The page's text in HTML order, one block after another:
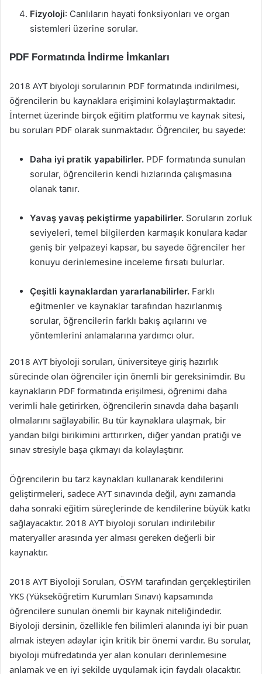
Fizyoloji: Canlıların hayati fonksiyonları ve organ
sistemleri üzerine sorular.
PDF Formatında İndirme İmkanları
2018 AYT biyoloji sorularının PDF formatında indirilmesi,
öğrencilerin bu kaynaklara erişimini kolaylaştırmaktadır.
İnternet üzerinde birçok eğitim platformu ve kaynak sitesi,
bu soruları PDF olarak sunmaktadır. Öğrenciler, bu sayede:
Daha iyi pratik yapabilirler. PDF formatında sunulan
sorular, öğrencilerin kendi hızlarında çalışmasına
olanak tanır.
Yavaş yavaş pekiştirme yapabilirler. Soruların zorluk
seviyeleri, temel bilgilerden karmaşık konulara kadar
geniş bir yelpazeyi kapsar, bu sayede öğrenciler her
konuyu derinlemesine inceleme fırsatı bulurlar.
Çeşitli kaynaklardan yararlanabilirler. Farklı
eğitmenler ve kaynaklar tarafından hazırlanmış
sorular, öğrencilerin farklı bakış açılarını ve
yöntemlerini anlamalarına yardımcı olur.
2018 AYT biyoloji soruları, üniversiteye giriş hazırlık
sürecinde olan öğrenciler için önemli bir gereksinimdir. Bu
kaynakların PDF formatında erişilmesi, öğrenimi daha
verimli hale getirirken, öğrencilerin sınavda daha başarılı
olmalarını sağlayabilir. Bu tür kaynaklara ulaşmak, bir
yandan bilgi birikimini arttırırken, diğer yandan pratiği ve
sınav stresiyle başa çıkmayı da kolaylaştırır.
Öğrencilerin bu tarz kaynakları kullanarak kendilerini
geliştirmeleri, sadece AYT sınavında değil, aynı zamanda
daha sonraki eğitim süreçlerinde de kendilerine büyük katkı
sağlayacaktır. 2018 AYT biyoloji soruları indirilebilir
materyaller arasında yer alması gereken değerli bir
kaynaktır.
2018 AYT Biyoloji Soruları, ÖSYM tarafından gerçekleştirilen
YKS (Yükseköğretim Kurumları Sınavı) kapsamında
öğrencilere sunulan önemli bir kaynak niteliğindedir.
Biyoloji dersinin, özellikle fen bilimleri alanında iyi bir puan
almak isteyen adaylar için kritik bir önemi vardır. Bu sorular,
biyoloji müfredatında yer alan konuları derinlemesine
anlamak ve en iyi şekilde uygulamak için faydalı olacaktır.